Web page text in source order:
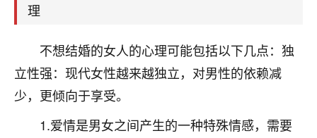
理
不想结婚的女人的心理可能包括以下几点：独
立性强：现代女性越来越独立，对男性的依赖减
少，更倾向于享受。
1.爱情是男女之间产生的一种特殊情感，需要
鹿森：恭喜升职加薪！！，请客吗？�
12小时前 来自北京 32
心心相印